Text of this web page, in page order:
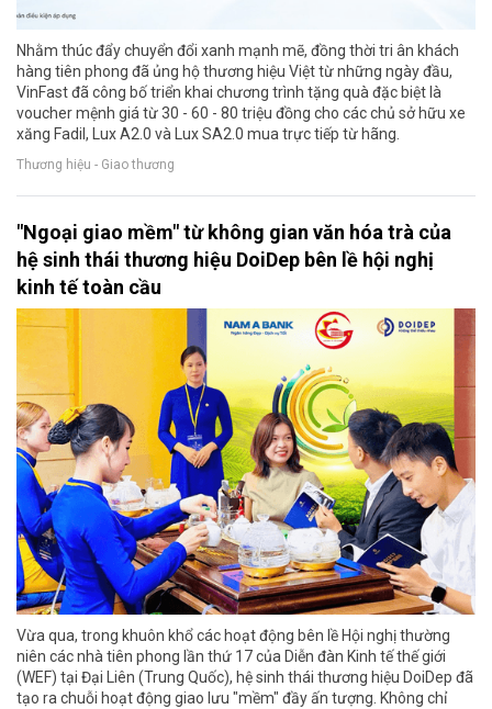
Nhằm thúc đẩy chuyển đổi xanh mạnh mẽ, đồng thời tri ân khách
hàng tiên phong đã ủng hộ thương hiệu Việt từ những ngày đầu,
VinFast đã công bố triển khai chương trình tặng quà đặc biệt là
voucher mệnh giá từ 30 - 60 - 80 triệu đồng cho các chủ sở hữu xe
xăng Fadil, Lux A2.0 và Lux SA2.0 mua trực tiếp từ hãng.
Thương hiệu - Giao thương
"Ngoại giao mềm" từ không gian văn hóa trà của
hệ sinh thái thương hiệu DoiDep bên lề hội nghị
kinh tế toàn cầu
Vừa qua, trong khuôn khổ các hoạt động bên lề Hội nghị thường
niên các nhà tiên phong lần thứ 17 của Diễn đàn Kinh tế thế giới
(WEF) tại Đại Liên (Trung Quốc), hệ sinh thái thương hiệu DoiDep đã
tạo ra chuỗi hoạt động giao lưu "mềm" đầy ấn tượng. Không chỉ